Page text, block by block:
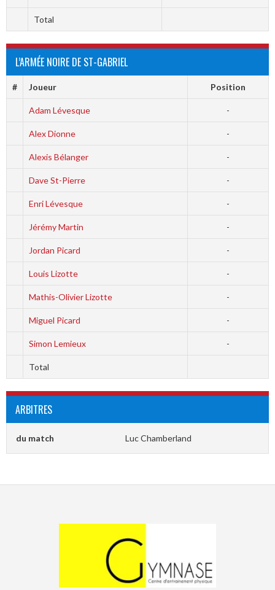
Total
L’ARMÉE NOIRE DE ST-GABRIEL
# Joueur Position
Adam Lévesque -
Alex Dionne -
Alexis Bélanger -
Dave St-Pierre -
Enri Lévesque -
Jérémy Martin -
Jordan Picard -
Louis Lizotte -
Mathis-Olivier Lizotte -
Miguel Picard -
Simon Lemieux -
Total
ARBITRES
du match Luc Chamberland